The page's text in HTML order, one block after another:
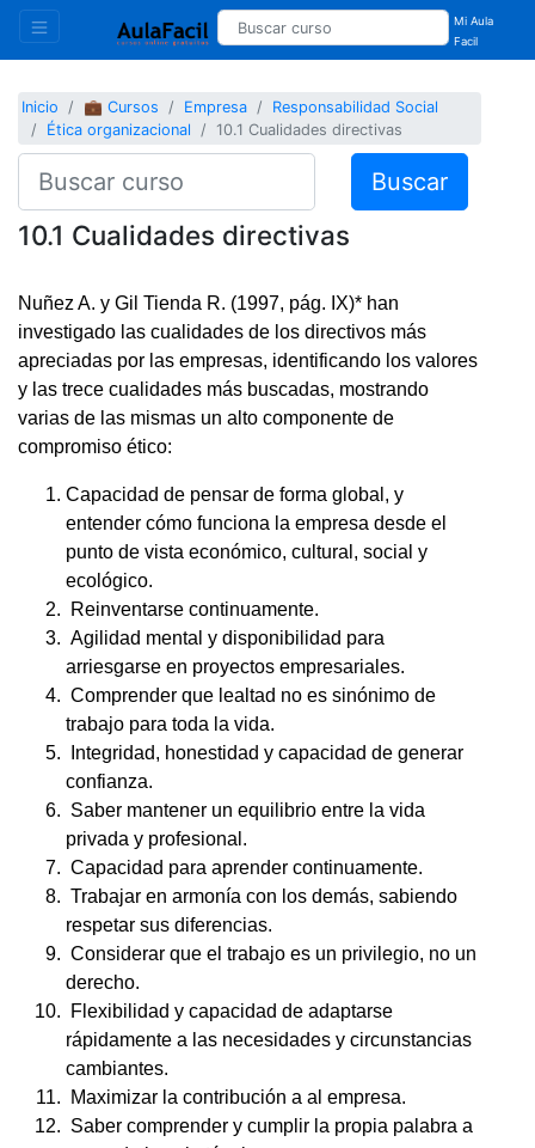
Mi Aula
Facil
Inicio 💼 Cursos Empresa
Responsabilidad Social
Ética organizacional
10.1 Cualidades directivas
Buscar
10.1 Cualidades directivas
Nuñez A. y Gil Tienda R. (1997, pág. IX)* han
investigado las cualidades de los directivos más
apreciadas por las empresas, identificando los valores
y las trece cualidades más buscadas, mostrando
varias de las mismas un alto componente de
compromiso ético:
Capacidad de pensar de forma global, y
entender cómo funciona la empresa desde el
punto de vista económico, cultural, social y
ecológico.
Reinventarse continuamente.
Agilidad mental y disponibilidad para
arriesgarse en proyectos empresariales.
Comprender que lealtad no es sinónimo de
trabajo para toda la vida.
Integridad, honestidad y capacidad de generar
confianza.
Saber mantener un equilibrio entre la vida
privada y profesional.
Capacidad para aprender continuamente.
Trabajar en armonía con los demás, sabiendo
respetar sus diferencias.
Considerar que el trabajo es un privilegio, no un
derecho.
Flexibilidad y capacidad de adaptarse
rápidamente a las necesidades y circunstancias
cambiantes.
Maximizar la contribución a al empresa.
Saber comprender y cumplir la propia palabra a